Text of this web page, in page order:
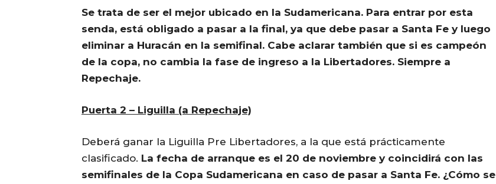
Se trata de ser el mejor ubicado en la Sudamericana. Para entrar por esta
senda, está obligado a pasar a la final, ya que debe pasar a Santa Fe y luego
eliminar a Huracán en la semifinal. Cabe aclarar también que si es campeón
de la copa, no cambia la fase de ingreso a la Libertadores. Siempre a
Repechaje.
Puerta 2 – Liguilla (a Repechaje)
Deberá ganar la Liguilla Pre Libertadores, a la que está prácticamente
clasificado. La fecha de arranque es el 20 de noviembre y coincidirá con las
semifinales de la Copa Sudamericana en caso de pasar a Santa Fe. ¿Cómo se